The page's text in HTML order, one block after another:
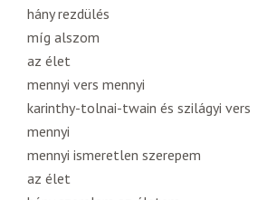
hány rezdülés
míg alszom
az élet
mennyi vers mennyi
karinthy-tolnai-twain és szilágyi vers
mennyi
mennyi ismeretlen szerepem
az élet